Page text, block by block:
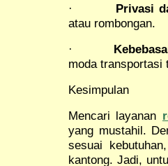
· Privasi
atau rombongan.
·
moda transportasi
Kesimpulan
Mencari layanan
yang mustahil.
sesuai
kantong. Jadi,